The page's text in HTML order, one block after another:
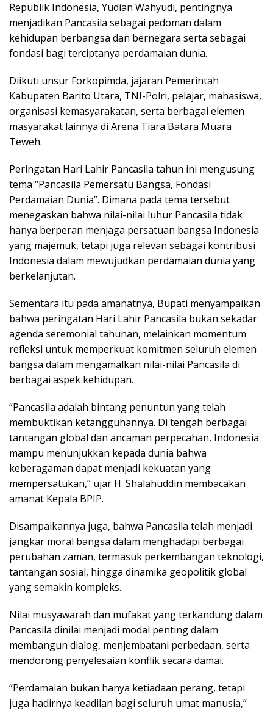
Republik Indonesia, Yudian Wahyudi, pentingnya
menjadikan Pancasila sebagai pedoman dalam
kehidupan berbangsa dan bernegara serta sebagai
fondasi bagi terciptanya perdamaian dunia.
Diikuti unsur Forkopimda, jajaran Pemerintah
Kabupaten Barito Utara, TNI-Polri, pelajar, mahasiswa,
organisasi kemasyarakatan, serta berbagai elemen
masyarakat lainnya di Arena Tiara Batara Muara
Teweh.
Peringatan Hari Lahir Pancasila tahun ini mengusung
tema “Pancasila Pemersatu Bangsa, Fondasi
Perdamaian Dunia”. Dimana pada tema tersebut
menegaskan bahwa nilai-nilai luhur Pancasila tidak
hanya berperan menjaga persatuan bangsa Indonesia
yang majemuk, tetapi juga relevan sebagai kontribusi
Indonesia dalam mewujudkan perdamaian dunia yang
berkelanjutan.
Sementara itu pada amanatnya, Bupati menyampaikan
bahwa peringatan Hari Lahir Pancasila bukan sekadar
agenda seremonial tahunan, melainkan momentum
refleksi untuk memperkuat komitmen seluruh elemen
bangsa dalam mengamalkan nilai-nilai Pancasila di
berbagai aspek kehidupan.
“Pancasila adalah bintang penuntun yang telah
membuktikan ketangguhannya. Di tengah berbagai
tantangan global dan ancaman perpecahan, Indonesia
mampu menunjukkan kepada dunia bahwa
keberagaman dapat menjadi kekuatan yang
mempersatukan,” ujar H. Shalahuddin membacakan
amanat Kepala BPIP.
Disampaikannya juga, bahwa Pancasila telah menjadi
jangkar moral bangsa dalam menghadapi berbagai
perubahan zaman, termasuk perkembangan teknologi,
tantangan sosial, hingga dinamika geopolitik global
yang semakin kompleks.
Nilai musyawarah dan mufakat yang terkandung dalam
Pancasila dinilai menjadi modal penting dalam
membangun dialog, menjembatani perbedaan, serta
mendorong penyelesaian konflik secara damai.
“Perdamaian bukan hanya ketiadaan perang, tetapi
juga hadirnya keadilan bagi seluruh umat manusia,”